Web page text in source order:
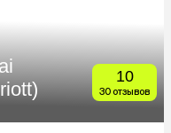
10
30 отзывов